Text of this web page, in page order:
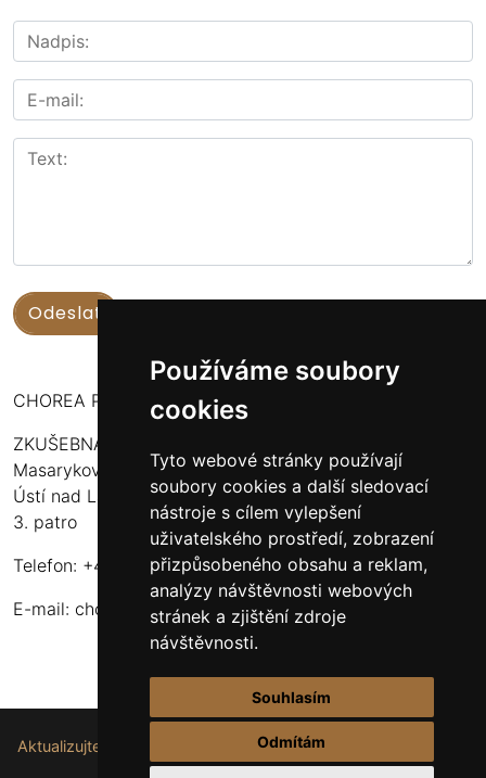
Používáme soubory
cookies
Tyto webové stránky používají
soubory cookies a další sledovací
nástroje s cílem vylepšení
uživatelského prostředí, zobrazení
přizpůsobeného obsahu a reklam,
analýzy návštěvnosti webových
stránek a zjištění zdroje
návštěvnosti.
Souhlasím
Odmítám
CHOREA PUERI USTENSIS
ZKUŠEBNA:
Masarykova 316
Ústí nad Labem - Bukov Rondel
3. patro
Telefon: +420 608 916 320
E-mail: choreapueriustensis@centrum.cz
Aktualizujte nastavení souborů cookie.